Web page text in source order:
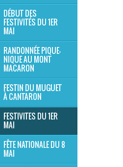
DÉBUT DES
FESTIVITÉS DU 1ER
MAI
RANDONNÉE PIQUE-
NIQUE AU MONT
MACARON
FESTIN DU MUGUET
À CANTARON
FESTIVITES DU 1ER
MAI
FÊTE NATIONALE DU 8
MAI